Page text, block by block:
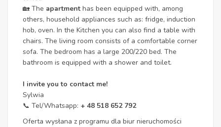
🏡 The apartment has been equipped with, among
others, household appliances such as: fridge, induction
hob, oven. In the Kitchen you can also find a table with
chairs. The living room consists of a comfortable corner
sofa. The bedroom has a large 200/220 bed. The
bathroom is equipped with a shower and toilet.
I invite you to contact me!
Sylwia
📞 Tel/Whatsapp: + 48 518 652 792
Oferta wysłana z programu dla biur nieruchomości